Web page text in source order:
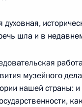
совета по
в
шла и в
музейного
нашей страны: